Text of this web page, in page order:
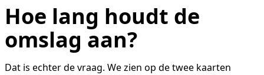
Hoe lang houdt de
omslag aan?
Dat is echter de vraag. We zien op de twee kaarten